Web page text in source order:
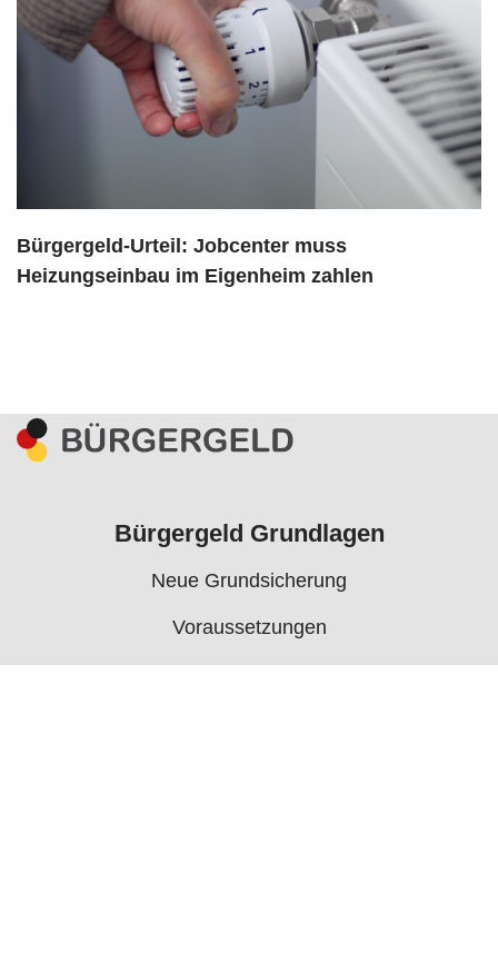
Bürgergeld-Urteil: Jobcenter muss
Heizungseinbau im Eigenheim zahlen
Bürgergeld Grundlagen
Neue Grundsicherung
Voraussetzungen